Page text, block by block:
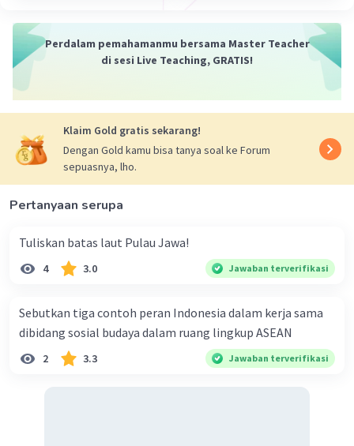
Beri Rating·0.0(0) Balas
Iklan
26 Desember 2023 18:04
Jawaban terverifikasi
Atlas adalah kumpulan peta yang disatukan
dalam bentuk buku, tetapi juga ditemukan dalam
informasi geografi, batas negara, statisik
geopolitik, sosial, agama, dan ekonomi.
Perdalam pemahamanmu bersama Master Teacher
di sesi Live Teaching, GRATIS!
Klaim Gold gratis sekarang!
Dengan Gold kamu bisa tanya soal ke Forum
sepuasnya, lho.
Pertanyaan serupa
Tuliskan batas laut Pulau Jawa!
4 3.0 Jawaban terverifikasi
Sebutkan tiga contoh peran Indonesia dalam kerja sama
dibidang sosial budaya dalam ruang lingkup ASEAN
2 3.3 Jawaban terverifikasi